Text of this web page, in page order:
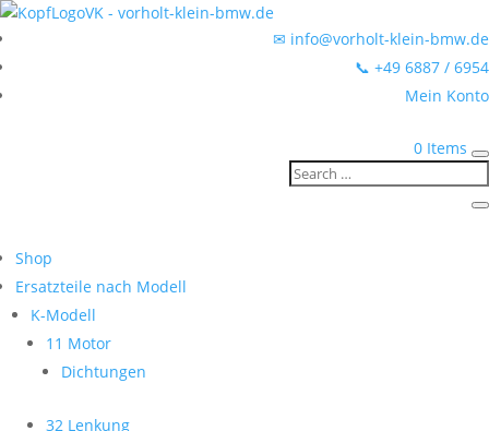
✉ info@vorholt-klein-bmw.de
📞 +49 6887 / 6954
Mein Konto
0 Items
Shop
Ersatzteile nach Modell
K-Modell
11 Motor
Dichtungen
32 Lenkung